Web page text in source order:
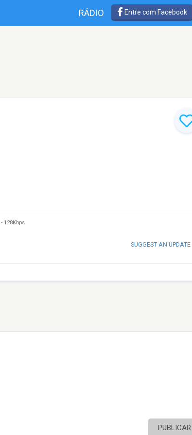
RÁDIO Entre com Facebook
- 128Kbps
SUGGEST AN UPDATE
PUBLICAR